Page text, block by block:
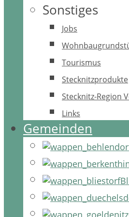
Sonstiges
Jobs
Tourismus
Stecknitzprodukte
Stecknitz-Region
Links
Gemeinden